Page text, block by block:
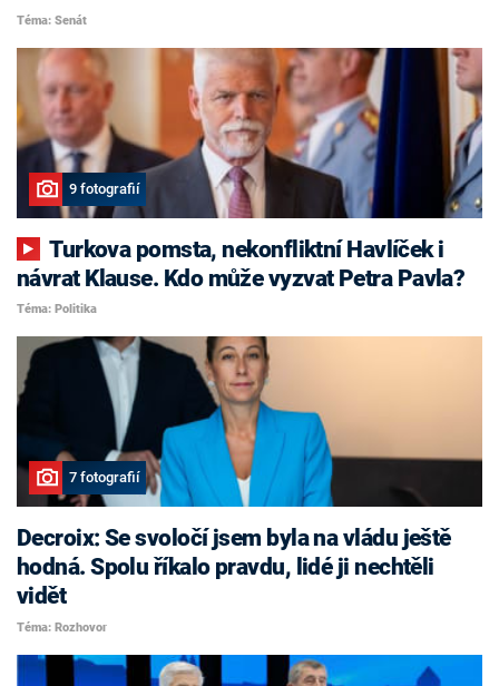
Téma: Senát
9 fotografií
Turkova pomsta, nekonfliktní Havlíček i
návrat Klause. Kdo může vyzvat Petra Pavla?
Téma: Politika
7 fotografií
Decroix: Se svoločí jsem byla na vládu ještě
hodná. Spolu říkalo pravdu, lidé ji nechtěli
vidět
Téma: Rozhovor